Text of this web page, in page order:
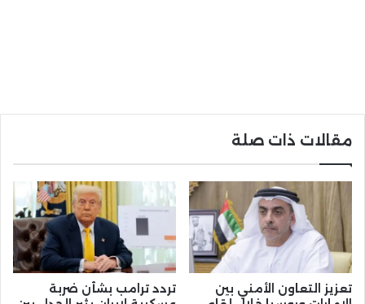
مقالات ذات صلة
تعزيز التعاون الأمني بين
تردد ترامب بشأن ضربة